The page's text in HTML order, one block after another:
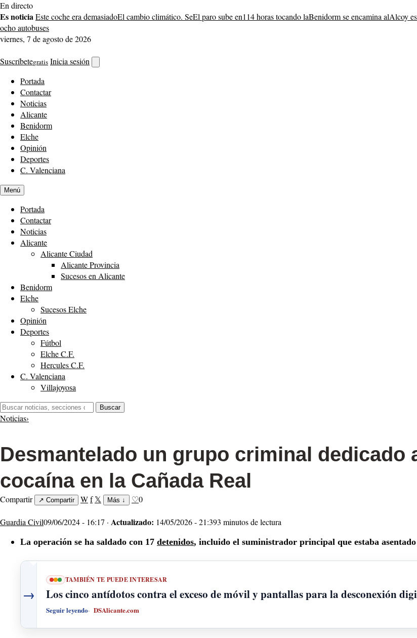
Saltar
al
contenido
En directo
Es noticiaEste coche era demasiadoEl cambio climático. SeEl paro sube en114 horas tocando laBenidorm se encamina alAlcoy
ocho autobuses
viernes, 7 de agosto de 2026
Suscríbetegratis Inicia sesión
buscador
Portada
Contactar
Noticias
Alicante
Benidorm
Elche
Opinión
Deportes
C. Valenciana
Menú
Portada
Contactar
Noticias
Alicante
Alicante Ciudad
Alicante Provincia
Sucesos en Alicante
Benidorm
Elche
Sucesos Elche
Opinión
Deportes
Fútbol
Elche C.F.
Hercules C.F.
C. Valenciana
Villajoyosa
Buscar:
Buscar
Noticias›
Desmantelado un grupo criminal dedicado
cocaína en la Cañada Real
Compartir ↗ Compartir Wf 𝕏 Más ↓ ♡0
Guardia Civil09/06/2024 - 16:17 · Actualizado: 14/05/2026 - 21:393 minutos de lectura
La operación se ha saldado con 17 detenidos, incluido el suministrador principal que estaba
→
TAMBIÉN TE PUEDE INTERESAR
Los cinco antídotos contra el exceso de móvil y pantallas para la desconexión
Seguir leyendo DSAlicante.com